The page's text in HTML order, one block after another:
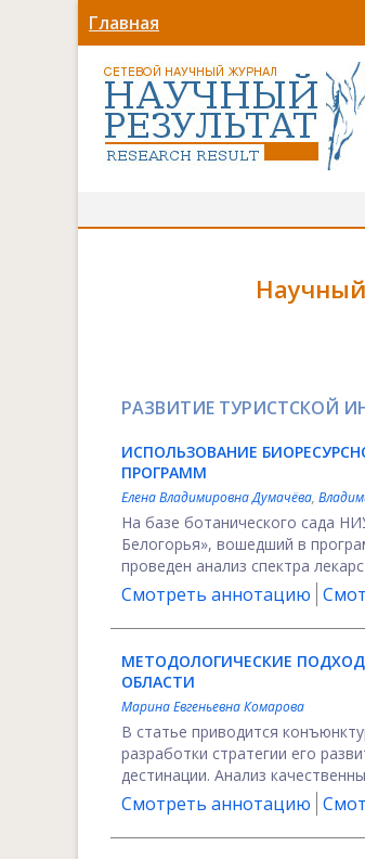
Главная
РАЗВИТИЕ ТУРИСТСКОЙ
ИСПОЛЬЗОВАНИЕ
ПРОГРАММ
Елена Владимировна Думачёва,
На базе ботанического сада
Белогорья», вошедший в
проведен анализ спектра
Смотреть аннотацию
МЕТОДОЛОГИЧЕСКИЕ
ОБЛАСТИ
Марина Евгеньевна Комарова
В статье приводится
разработки стратегии его
дестинации. Анализ
Смотреть аннотацию